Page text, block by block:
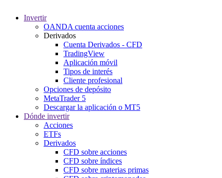
Invertir
OANDA cuenta acciones
Derivados
Cuenta Derivados - CFD
TradingView
Aplicación móvil
Tipos de interés
Cliente profesional
Opciones de depósito
MetaTrader 5
Descargar la aplicación o MT5
Dónde invertir
Acciones
ETFs
Derivados
CFD sobre acciones
CFD sobre índices
CFD sobre materias primas